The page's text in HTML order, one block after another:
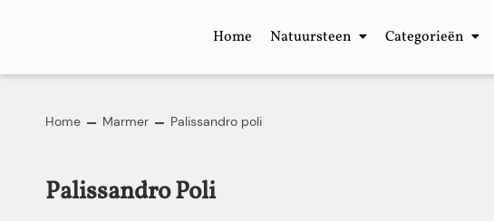
Home Natuursteen Categorieën
Home Marmer Palissandro poli
Palissandro Poli